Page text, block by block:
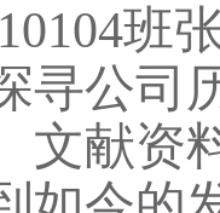
班
寻公司
文献资